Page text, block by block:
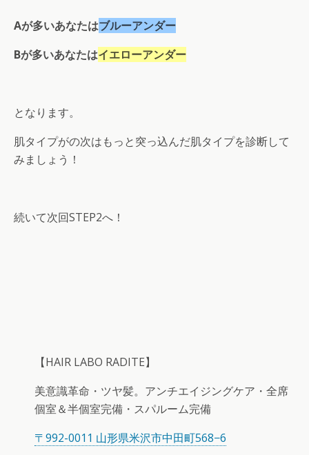
Aが多いあなたはブルーアンダー
Bが多いあなたはイエローアンダー
となります。
肌タイプがの次はもっと突っ込んだ肌タイプを診断して
みましょう！
続いて次回STEP2へ！
【HAIR LABO RADITE】
美意識革命・ツヤ髪。アンチエイジングケア・全席
個室＆半個室完備・スパルーム完備
〒992-0011 山形県米沢市中田町568−6